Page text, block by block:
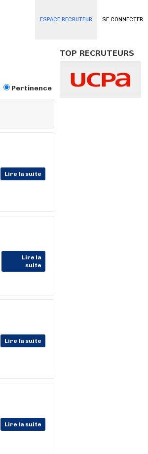
SE CONNECTER
ESPACE RECRUTEUR
Pertinence
Lire la suite
Lire la
suite
Lire la suite
Lire la suite
TOP RECRUTEURS